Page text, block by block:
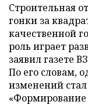
Строительная
гонки за
качественной
роль играет
заявил газете
По его словам,
изменений
«Формирование